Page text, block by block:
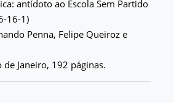
antídoto ao Escola Sem Partido
16-1)
Penna, Felipe Queiroz e
de Janeiro, 192 páginas.